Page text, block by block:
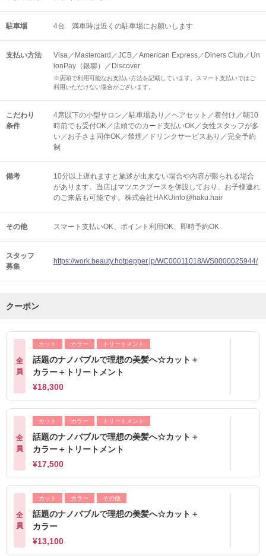
駐車場 4台 満車時は近くの駐車場にお願いします
支払い方法
Visa／Mastercard／JCB／American Express／Diners Club／Un
ionPay（銀聯）／Discover
※店頭で利用可能なお支払い方法を記載しています。スマート支払いではご
利用いただけない場合がございます。
こだわり
条件
4席以下の小型サロン／駐車場あり／ヘアセット／着付け／朝10
時前でも受付OK／店頭でのカード支払いOK／女性スタッフが多
い／お子さま同伴OK／禁煙／ドリンクサービスあり／完全予約
制
備考
10分以上遅れますと施述が出来ない場合や内容が限られる場合
があります。当店はマツエクブースを併設しており、お子様連れ
のご来店も可能です。株式会社HAKUinfo@haku.hair
その他 スマート支払いOK ポイント利用OK 即時予約OK
スタッフ
募集
https://work.beauty.hotpepper.jp/WC00011018/WS0000025944/
クーポン
全
員
カット カラー トリートメント
話題のナノバブルで理想の美髪へ☆カット＋
カラー＋トリートメント
¥18,300
全
員
カット カラー トリートメント
話題のナノバブルで理想の美髪へ☆カット＋
カラー＋トリートメント
¥17,500
全
員
カット カラー その他
話題のナノバブルで理想の美髪へ☆カット＋
カラー
¥13,100